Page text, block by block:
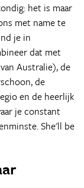
het is maar
met name te
je in
dat met
Australie), de
de
en de heerlijk
je constant
She'll be